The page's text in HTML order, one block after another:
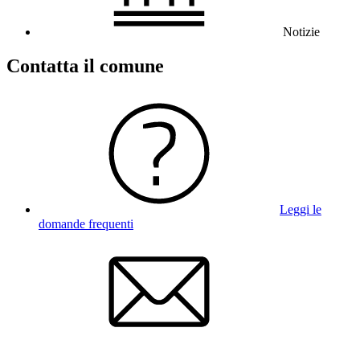
Notizie
Contatta il comune
Leggi le
domande frequenti